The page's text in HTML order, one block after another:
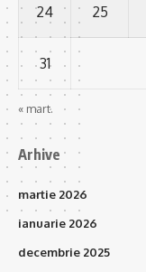
24 25
31
« mart.
Arhive
martie 2026
ianuarie 2026
decembrie 2025